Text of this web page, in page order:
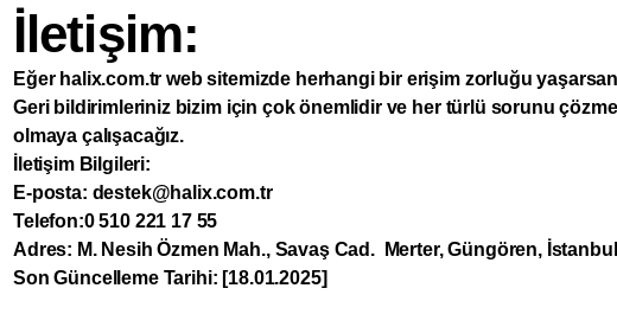
İletişim:
Eğer halix.com.tr web sitemizde herhangi bir erişim zorluğu
Geri bildirimleriniz bizim için çok önemlidir ve her türlü sorunu
olmaya çalışacağız.
İletişim Bilgileri:
E-posta: destek@halix.com.tr
Telefon:0 510 221 17 55
Adres: M. Nesih Özmen Mah., Savaş Cad. Merter, Güngören, İstanbul
Son Güncelleme Tarihi: [18.01.2025]